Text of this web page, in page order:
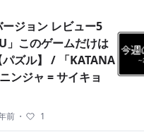
ジョン レビュー5
」このゲームだけは
ズル】 / 「KATANA
ンジャ = サイキョ
前 ・ 1